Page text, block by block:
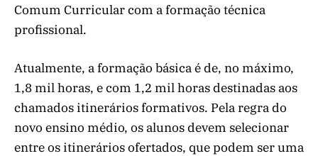
Comum Curricular com a formação técnica
profissional.
Atualmente, a formação básica é de, no máximo,
1,8 mil horas, e com 1,2 mil horas destinadas aos
chamados itinerários formativos. Pela regra do
novo ensino médio, os alunos devem selecionar
entre os itinerários ofertados, que podem ser uma